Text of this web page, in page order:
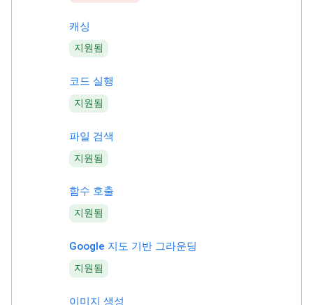
캐싱
지원됨
코드 실행
지원됨
파일 검색
지원됨
함수 호출
지원됨
Google 지도 기반 그라운딩
지원됨
이미지 생성